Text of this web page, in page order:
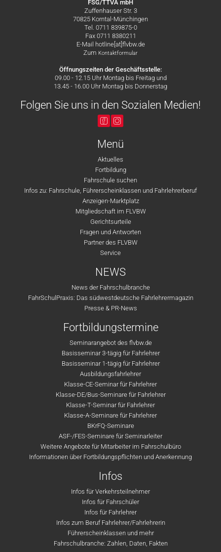
FSG/TTVA mbH
Zuffenhauser Str. 3
70825 Korntal-Münchingen
Tel. 0711 839875-0
Fax 0711 8380211
E-Mail hotline[at]flvbw.de
Zum Kontaktformular
Öffnungszeiten der Geschäftsstelle:
09.00 - 12.15 Uhr Montag bis Freitag und
13.45 - 16.00 Uhr Montag bis Donnerstag
Folgen Sie uns in den Sozialen Medien!
Menü
Aktuelles
Fortbildung
Fahrschule suchen
Infos zu: Fahrschule, Führerscheinklassen und Fahrlehrerberuf
Anzeigen-Marktplatz
Mitgliedschaft im FLVBW
Gerichtsurteile
Fragen und Antworten
Partner des FLVBW
Service
NEWS
News der Fahrschulbranche
FahrSchulPraxis: Das südwestdeutsche Fahrlehrermagazin
Presse & PR-News
Fortbildungstermine
Seminarangebot des flvbw.de
Basisseminar 3-tägig für Fahrlehrer
Basisseminar 1-tägig für Fahrlehrer
Ausbildungsfahrlehrer
Klasse-CE-Seminar für Fahrlehrer
Klasse-DE/Bus-Seminare für Fahrlehrer
Klasse-T-Seminar für Fahrlehrer
Klasse-A-Seminare für Fahrlehrer
BKrFQ-Seminare
ASF-/FES-Seminare für Seminarleiter
Weitere Angebote für Mitarbeiter im Fahrschulbüro
Informationen über Fortbildungspflichten und Anerkennung
Infos
Infos für Verkehrsteilnehmer
Infos für Fahrschüler
Infos für Fahrlehrer
Infos zum Beruf Fahrlehrer/Fahrlehrerin
Führerscheinklassen und mehr
Fahrschulbranche: Zahlen, Daten, Fakten